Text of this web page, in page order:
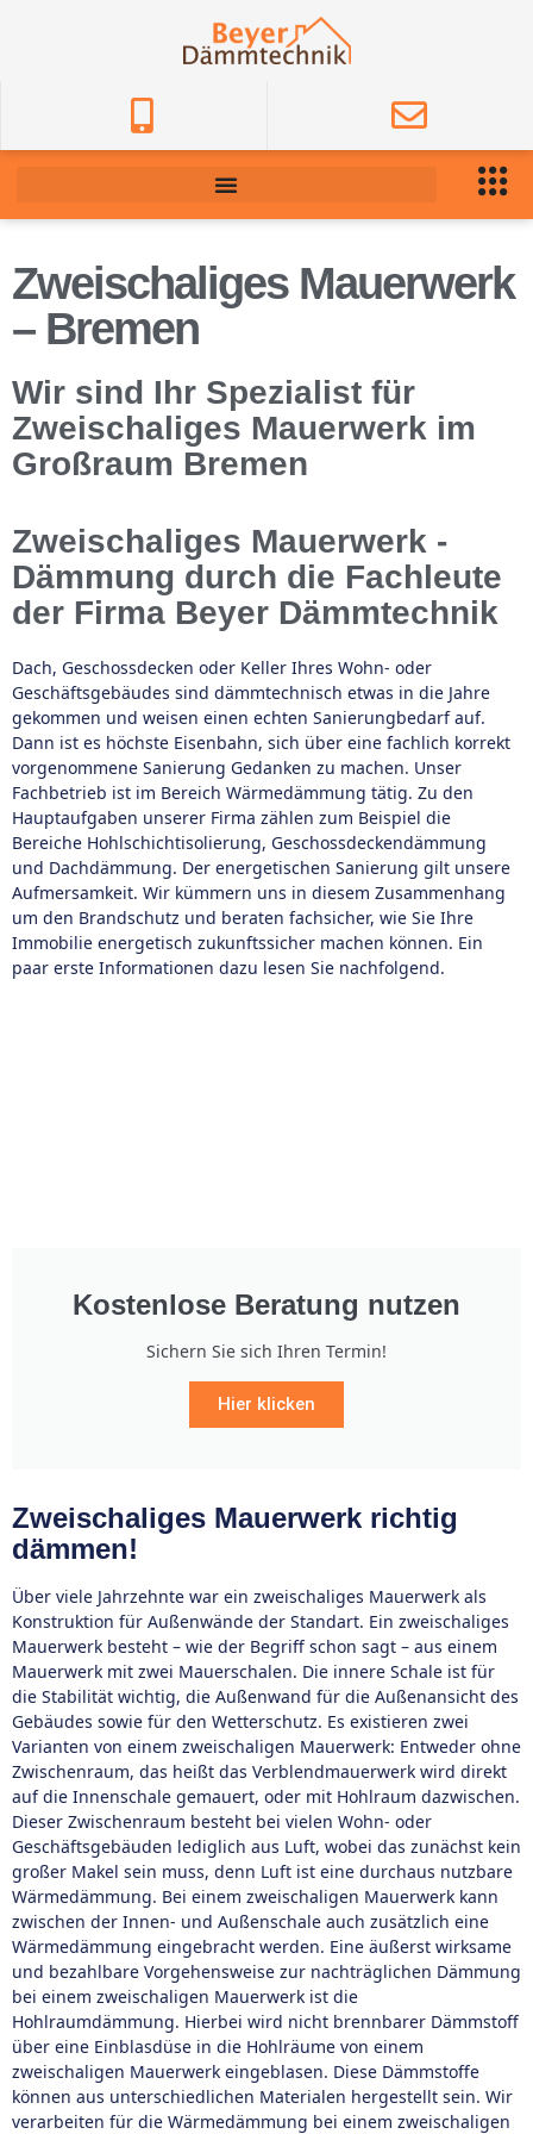
Zweischaliges Mauerwerk
– Bremen
Wir sind Ihr Spezialist für
Zweischaliges Mauerwerk im
Großraum Bremen
Zweischaliges Mauerwerk -
Dämmung durch die Fachleute
der Firma Beyer Dämmtechnik
Dach, Geschossdecken oder Keller Ihres Wohn- oder
Geschäftsgebäudes sind dämmtechnisch etwas in die Jahre
gekommen und weisen einen echten Sanierungbedarf auf.
Dann ist es höchste Eisenbahn, sich über eine fachlich korrekt
vorgenommene Sanierung Gedanken zu machen. Unser
Fachbetrieb ist im Bereich Wärmedämmung tätig. Zu den
Hauptaufgaben unserer Firma zählen zum Beispiel die
Bereiche Hohlschichtisolierung, Geschossdeckendämmung
und Dachdämmung. Der energetischen Sanierung gilt unsere
Aufmersamkeit. Wir kümmern uns in diesem Zusammenhang
um den Brandschutz und beraten fachsicher, wie Sie Ihre
Immobilie energetisch zukunftssicher machen können. Ein
paar erste Informationen dazu lesen Sie nachfolgend.
Kostenlose Beratung nutzen
Sichern Sie sich Ihren Termin!
Hier klicken
Zweischaliges Mauerwerk richtig
dämmen!
Über viele Jahrzehnte war ein zweischaliges Mauerwerk als
Konstruktion für Außenwände der Standart. Ein zweischaliges
Mauerwerk besteht – wie der Begriff schon sagt – aus einem
Mauerwerk mit zwei Mauerschalen. Die innere Schale ist für
die Stabilität wichtig, die Außenwand für die Außenansicht des
Gebäudes sowie für den Wetterschutz. Es existieren zwei
Varianten von einem zweischaligen Mauerwerk: Entweder ohne
Zwischenraum, das heißt das Verblendmauerwerk wird direkt
auf die Innenschale gemauert, oder mit Hohlraum dazwischen.
Dieser Zwischenraum besteht bei vielen Wohn- oder
Geschäftsgebäuden lediglich aus Luft, wobei das zunächst kein
großer Makel sein muss, denn Luft ist eine durchaus nutzbare
Wärmedämmung. Bei einem zweischaligen Mauerwerk kann
zwischen der Innen- und Außenschale auch zusätzlich eine
Wärmedämmung eingebracht werden. Eine äußerst wirksame
und bezahlbare Vorgehensweise zur nachträglichen Dämmung
bei einem zweischaligen Mauerwerk ist die
Hohlraumdämmung. Hierbei wird nicht brennbarer Dämmstoff
über eine Einblasdüse in die Hohlräume von einem
zweischaligen Mauerwerk eingeblasen. Diese Dämmstoffe
können aus unterschiedlichen Materialen hergestellt sein. Wir
verarbeiten für die Wärmedämmung bei einem zweischaligen